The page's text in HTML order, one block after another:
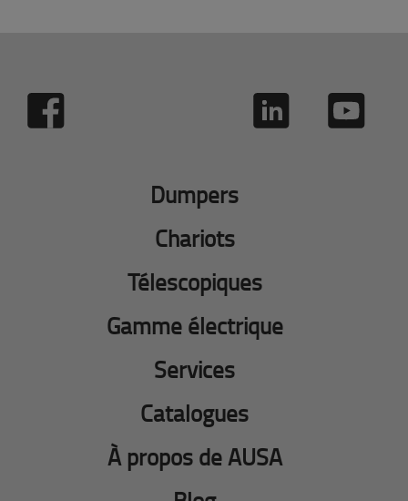
Dumpers
Chariots
Télescopiques
Gamme électrique
Services
Catalogues
À propos de AUSA